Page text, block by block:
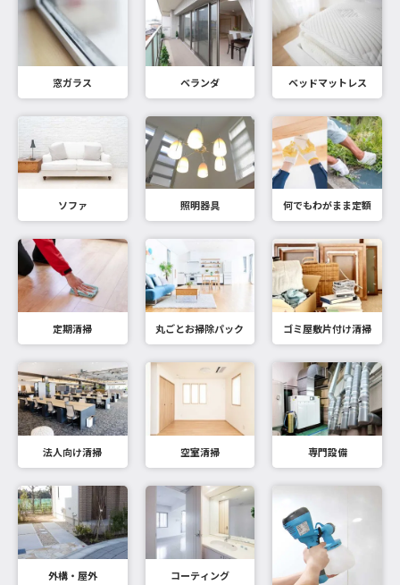
窓ガラス ベランダ ベッドマットレス
ソファ 照明器具 何でもわがまま定額
定期清掃 丸ごとお掃除パック ゴミ屋敷片付け清掃
法人向け清掃 空室清掃 専門設備
外構・屋外 コーティング